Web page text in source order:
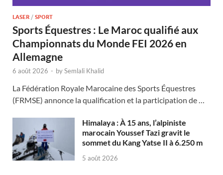
LASER / SPORT
Sports Équestres : Le Maroc qualifié aux
Championnats du Monde FEI 2026 en
Allemagne
6 août 2026 - bySemlali Khalid
La Fédération Royale Marocaine des Sports Équestres
(FRMSE) annonce la qualification et la participation de …
Himalaya : À 15 ans, l’alpiniste
marocain Youssef Tazi gravit le
sommet du Kang Yatse II à 6.250 m
5 août 2026